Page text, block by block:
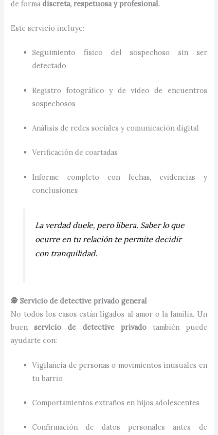
de formadiscreta, respetuosa y profesional.
Este servicio incluye:
Seguimiento físico del sospechoso sin ser
detectado
Registro fotográfico y de video de encuentros
sospechosos
Análisis de redes sociales y comunicación digital
Verificación de coartadas
Informe completo con fechas, evidencias y
conclusiones
La verdad duele, pero libera. Saber lo que
ocurre en tu relación te permite decidir
con tranquilidad.
🕵️ Servicio de detective privado general
No todos los casos están ligados al amor o la familia. Un
buenservicio de detective privadotambién puede
ayudarte con:
Vigilancia de personas o movimientos inusuales en
tu barrio
Comportamientos extraños en hijos adolescentes
Confirmación de datos personales antes de